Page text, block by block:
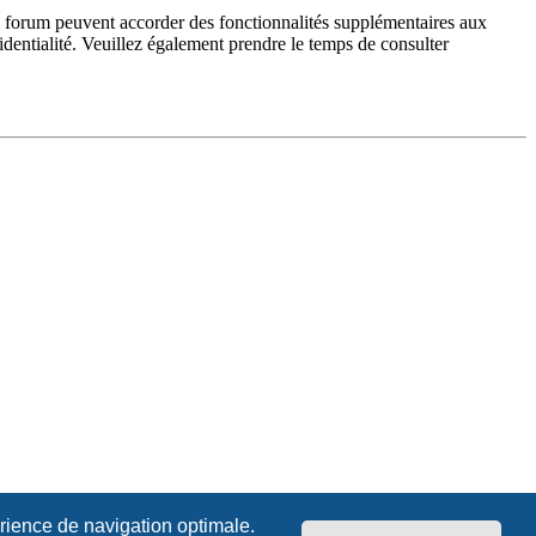
de navigation optimale.
peuvent accorder des fonctionnalités supplémentaires aux
Veuillez également prendre le temps de consulter